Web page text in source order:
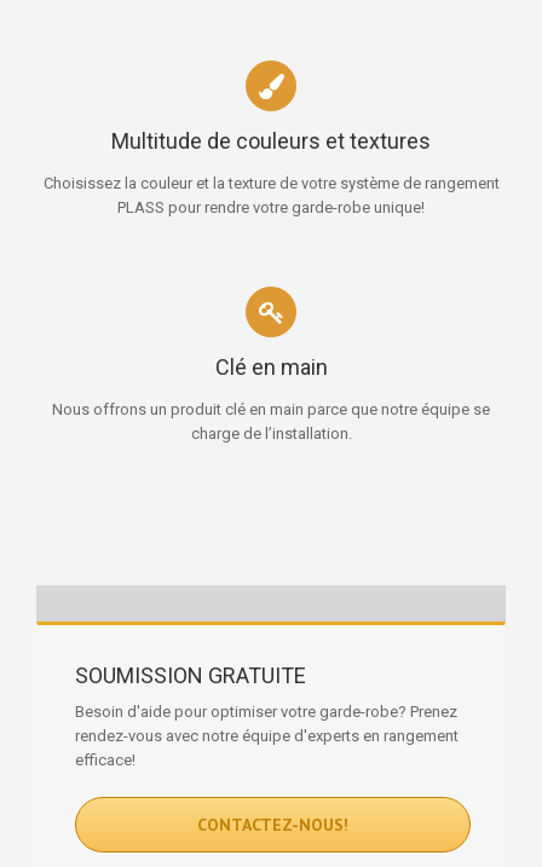
Multitude de couleurs et textures
Choisissez la couleur et la texture de votre système de rangement
PLASS pour rendre votre garde-robe unique!
Clé en main
Nous offrons un produit clé en main parce que notre équipe se
charge de l’installation.
SOUMISSION GRATUITE
Besoin d'aide pour optimiser votre garde-robe? Prenez
rendez-vous avec notre équipe d'experts en rangement
efficace!
CONTACTEZ-NOUS!